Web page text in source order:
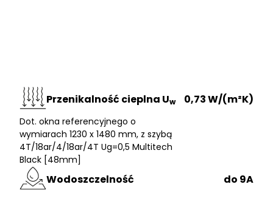
Przenikalność cieplna Uw
Dot. okna referencyjnego o
wymiarach 1230 x 1480 mm, z szybą
4T/18ar/4/18ar/4T Ug=0,5 Multitech
Black [48mm]
0,73 W/(m²K)
Wodoszczelność do 9A